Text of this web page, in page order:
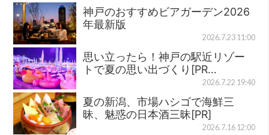
神戸のおすすめビアガーデン2026
年最新版
2026.7.23 11:00
思い立ったら！神戸の駅近リゾー
トで夏の思い出づくり[PR…
2026.7.22 19:40
夏の新潟、市場ハシゴで海鮮三
昧、魅惑の日本酒三昧[PR]
2026.7.16 12:00